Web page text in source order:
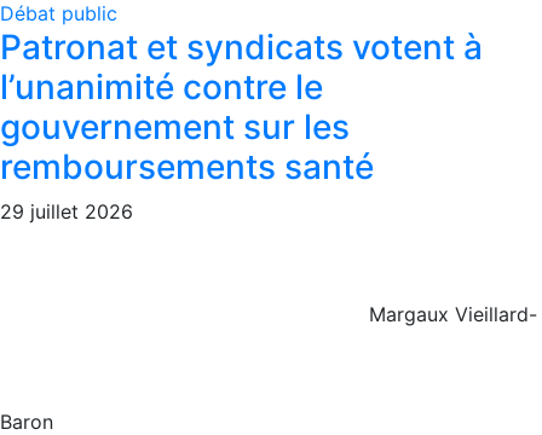
Débat public
Patronat et syndicats votent à
l’unanimité contre le
gouvernement sur les
remboursements santé
29 juillet 2026
Margaux Vieillard-
Baron